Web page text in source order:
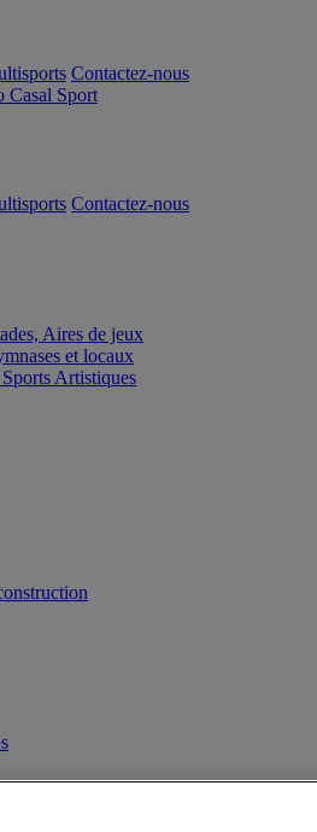
Contactez-nous
Contactez-nous
Aires de jeux
et locaux
Artistiques